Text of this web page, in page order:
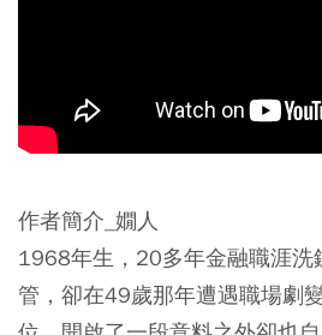
作者簡介_嫺人
1968年生，20多年金融職涯洗
管，卻在49歲那年遭遇職場劇